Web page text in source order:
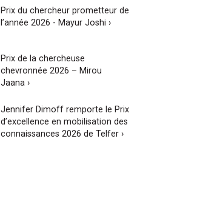
Prix du chercheur prometteur de
l’année 2026 - Mayur Joshi ›
Prix de la chercheuse
chevronnée 2026 – Mirou
Jaana ›
Jennifer Dimoff remporte le Prix
d’excellence en mobilisation des
connaissances 2026 de Telfer ›